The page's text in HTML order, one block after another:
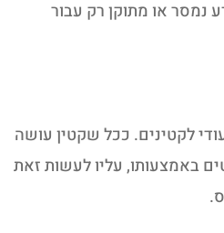
נמסר או מתוקן רק עבור
לקטינים. ככל שקטין עושה
באמצעותו, עליו לעשות זאת